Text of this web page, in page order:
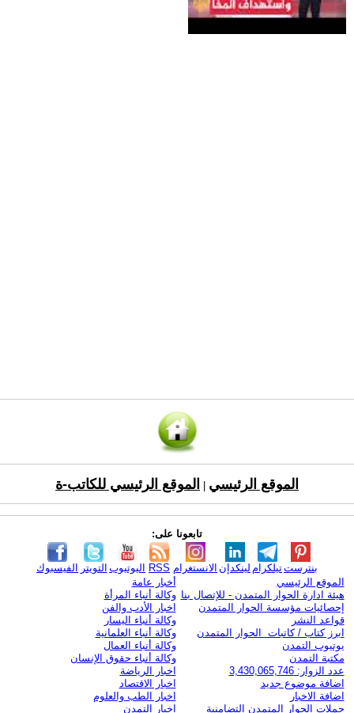
الموقع الرئيسي الموقع الرئيسي للكاتب-ة
تابعونا على:
الفيسبوك التويتر اليوتيوب RSS الانستغرام لينكدإن تيلكرامبنترست
الموقع الرئيسي
هيئة ادارة الحوار المتمدن - للإتصال بنا
إحصائيات مؤسسة الحوار المتمدن
قواعد النشر
ابرز كتاب / كاتبات الحوار المتمدن
يوتيوب التمدن
مكتبة التمدن
عدد الزوار: 3,430,065,746
اضافة موضوع جديد
اضافة الاخبار
حملات الحوار المتمدن التضامنية
أخبار عامة
وكالة أنباء المرأة
اخبار الأدب والفن
وكالة أنباء اليسار
وكالة أنباء العلمانية
وكالة أنباء العمال
وكالة أنباء حقوق الإنسان
اخبار الرياضة
اخبار الاقتصاد
اخبار الطب والعلوم
اخبار التمدن